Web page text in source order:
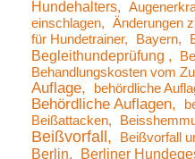
Hundehalters
einschlagen
Änderungen
für Hundetrainer
Bayern
Begleithundeprüfung
Behandlungskosten vom
Auflage
behördliche
Behördliche Auflagen
Beißattacken
Beißvorfall Beißvorfall
Berlin
Berliner